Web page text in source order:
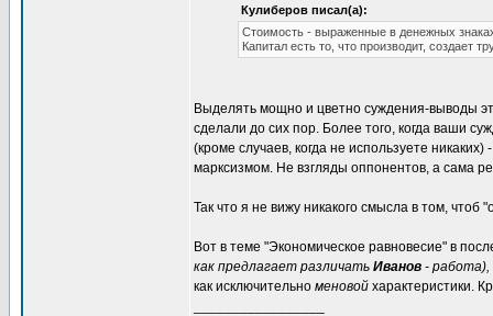
Кулиберов писал(а):
Стоимость - выраженные в денежных
Капитал есть то, что производит, создает
Выделять мощно и цветно суждения-выводы
сделали до сих пор. Более того, когда ваши
(кроме случаев, когда не используете
марксизмом. Не взгляды оппонентов, а сама
Так что я не вижу никакого смысла в том,
Вот в теме "Экономическое равновесие" в
как предлагает различать Иванов - работа),
как исключительно меновой характеристики.